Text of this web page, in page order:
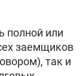
полной или
заемщиков
так и